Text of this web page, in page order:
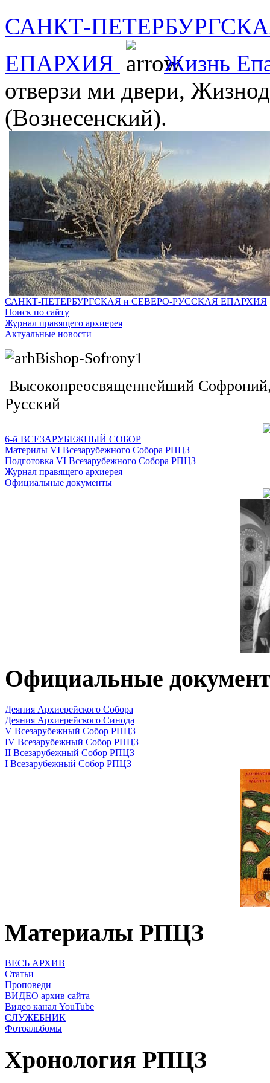
САНКТ-
ЕПАРХИЯ
Жизнь
отверзи ми двери,
(Вознесенский).
САНКТ-ПЕТЕРБУРГСКАЯ и СЕВЕРО-РУССКАЯ ЕПАРХИЯ
Поиск по сайту
Журнал правящего архиерея
Актуальные новости
Высокопреосвященнейший
Русский
6-й ВСЕЗАРУБЕЖНЫЙ СОБОР
Материлы VI Всезарубежного Собора РПЦЗ
Подготовка VI Всезарубежного Собора РПЦЗ
Журнал правящего архиерея
Официальные документы
Официальные
Деяния Архиерейского Собора
Деяния Архиерейского Синода
V Всезарубежный Собор РПЦЗ
IV Всезарубежный Собор РПЦЗ
II Всезарубежный Собор РПЦЗ
I Всезарубежный Собор РПЦЗ
Материалы РПЦЗ
ВЕСЬ АРХИВ
Статьи
Проповеди
ВИДЕО архив сайта
Видео канал YouTube
СЛУЖЕБНИК
Фотоальбомы
Хронология РПЦЗ